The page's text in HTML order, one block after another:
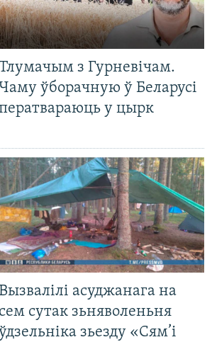
з Гурневічам.
Чаму ўборачную ў Беларусі
у цырк
Вызвалілі асуджанага на
сем сутак зьняволеньня
зьезду «Сям’і